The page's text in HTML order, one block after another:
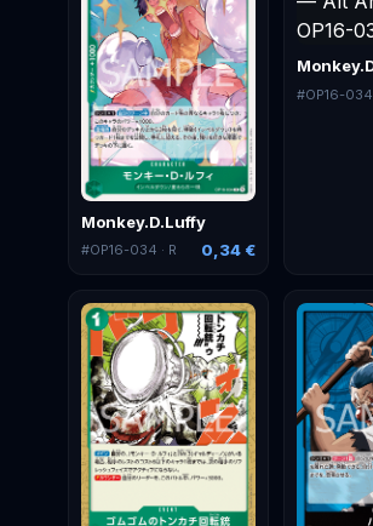
Monkey.D.Luffy
#OP16-034 · R 0,34 €
#OP16-034